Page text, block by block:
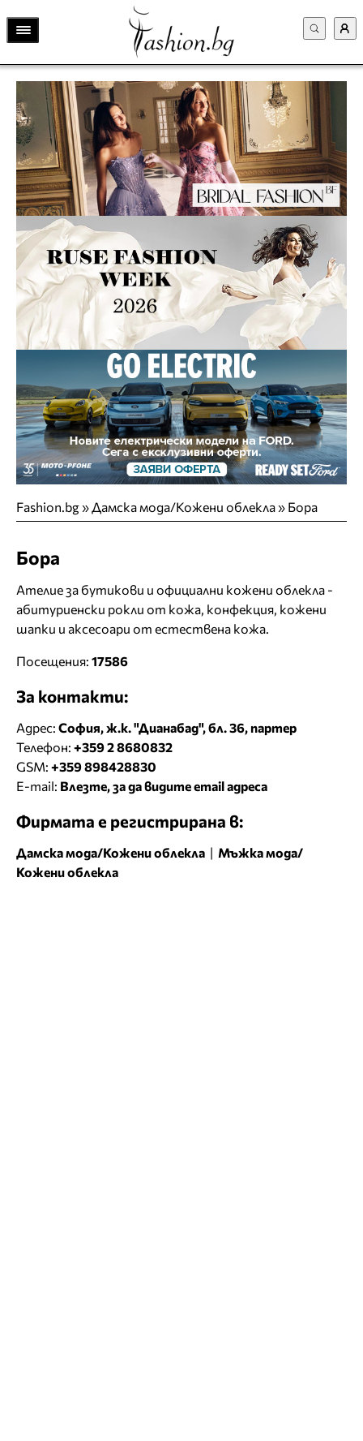
Fashion.bg»Дамска мода/Кожени облекла» Бора
Бора
Ателие за бутикови и официални кожени облекла -
абитуриенски рокли от кожа, конфекция, кожени
шапки и аксесоари от естествена кожа.
Посещения: 17586
За контакти:
Адрес: София, ж.к. "Дианабад", бл. 36, партер
Телефон: +359 2 8680832
GSM: +359 898428830
E-mail: Влезте, за да видите email адреса
Фирмата е регистрирана в:
Дамска мода/Кожени облекла | Мъжка мода/
Кожени облекла